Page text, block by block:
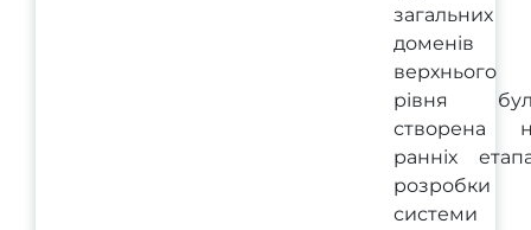
загальних
доменів
верхнього
рівня
створена
ранніх
розробки
системи